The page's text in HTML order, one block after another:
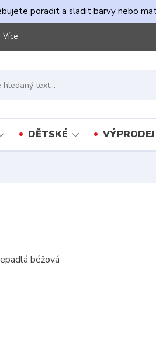
poradit a sladit barvy nebo
Více
DĚTSKÉ VÝPRODEJ